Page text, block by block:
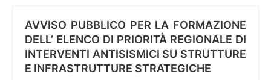
AVVISO PUBBLICO PER LA FORMAZIONE
DELL’ ELENCO DI PRIORITÀ REGIONALE DI
INTERVENTI ANTISISMICI SU STRUTTURE
E INFRASTRUTTURE STRATEGICHE